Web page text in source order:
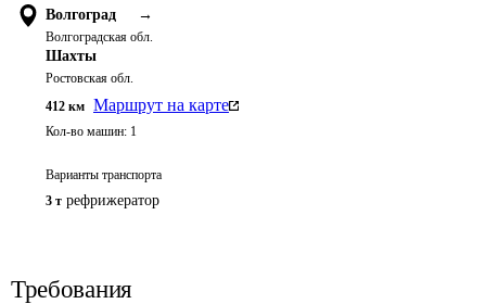
Волгоград →
Волгоградская обл.
Шахты
Ростовская обл.
412 км Маршрут на карте
Кол-во машин: 1
Варианты транспорта
3 т рефрижератор
Требования